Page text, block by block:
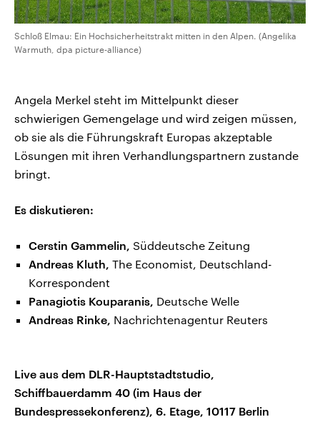
Schloß Elmau: Ein Hochsicherheitstrakt mitten in den Alpen. (Angelika
Warmuth, dpa picture-alliance)
Angela Merkel steht im Mittelpunkt dieser
schwierigen Gemengelage und wird zeigen müssen,
ob sie als die Führungskraft Europas akzeptable
Lösungen mit ihren Verhandlungspartnern zustande
bringt.
Es diskutieren:
Cerstin Gammelin, Süddeutsche Zeitung
Andreas Kluth, The Economist, Deutschland-
Korrespondent
Panagiotis Kouparanis, Deutsche Welle
Andreas Rinke, Nachrichtenagentur Reuters
Live aus dem DLR-Hauptstadtstudio,
Schiffbauerdamm 40 (im Haus der
Bundespressekonferenz), 6. Etage, 10117 Berlin